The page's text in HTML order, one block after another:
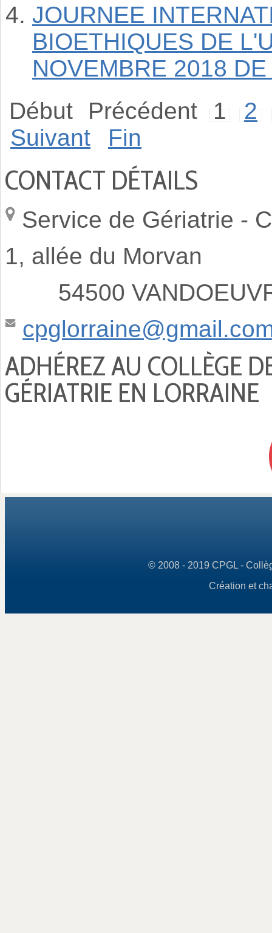
JOURNEE
BIOETHIQUES DE
NOVEMBRE 2018
Début
Précédent 1
2
Suivant
Fin
CONTACT DÉTAILS
Service de Gériatrie -
1, allée du Morvan
54500
ADHÉREZ AU COLLÈGE
GÉRIATRIE EN LORRAINE
© 2008 - 2019 CPGL -
Création et